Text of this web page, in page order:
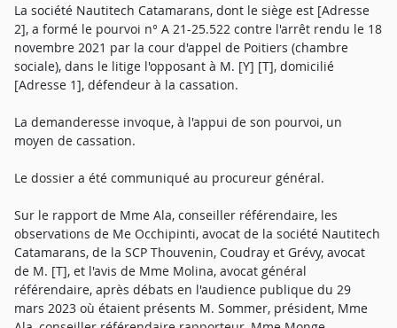
La société Nautitech Catamarans, dont le siège est [Adresse
2], a formé le pourvoi n° A 21-25.522 contre l'arrêt rendu le 18
novembre 2021 par la cour d'appel de Poitiers (chambre
sociale), dans le litige l'opposant à M. [Y] [T], domicilié
[Adresse 1], défendeur à la cassation.
La demanderesse invoque, à l'appui de son pourvoi, un
moyen de cassation.
Le dossier a été communiqué au procureur général.
Sur le rapport de Mme Ala, conseiller référendaire, les
observations de Me Occhipinti, avocat de la société Nautitech
Catamarans, de la SCP Thouvenin, Coudray et Grévy, avocat
de M. [T], et l'avis de Mme Molina, avocat général
référendaire, après débats en l'audience publique du 29
mars 2023 où étaient présents M. Sommer, président, Mme